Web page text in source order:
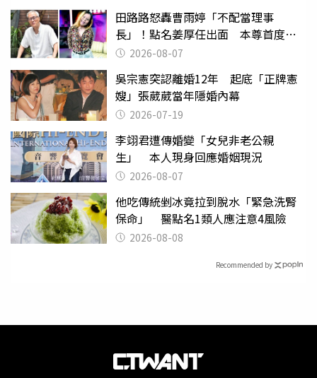
田路路怒轟曹雨婷「不配當理事
長」！點名姜厚任出面 本尊首度回
應了2026-08-07
吳宗憲突認離婚12年 起底「正牌憲
嫂」張葳葳當年隱婚內幕
2026-07-19
李翊君遭傳婚變「女兒非老公親
生」 本人現身回應婚姻現況
2026-08-07
他吃傳統剉冰竟拉到脫水「緊急洗腎
保命」 醫點名1類人應注意4風險
2026-08-08
Recommended by